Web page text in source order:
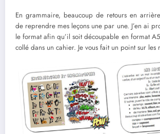
En grammaire, beaucoup de retours en
de reprendre mes leçons une par une. J’en ai
le format afin qu’il soit découpable en format
collé dans un cahier. Je vous fait un point sur les